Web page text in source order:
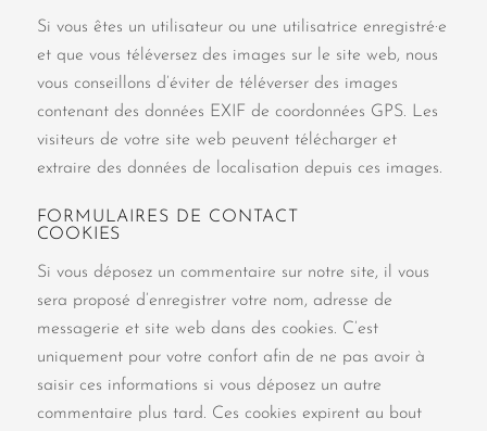
Si vous êtes un utilisateur ou une utilisatrice enregistré·e
et que vous téléversez des images sur le site web, nous
vous conseillons d’éviter de téléverser des images
contenant des données EXIF de coordonnées GPS. Les
visiteurs de votre site web peuvent télécharger et
extraire des données de localisation depuis ces images.
FORMULAIRES DE CONTACT
COOKIES
Si vous déposez un commentaire sur notre site, il vous
sera proposé d’enregistrer votre nom, adresse de
messagerie et site web dans des cookies. C’est
uniquement pour votre confort afin de ne pas avoir à
saisir ces informations si vous déposez un autre
commentaire plus tard. Ces cookies expirent au bout